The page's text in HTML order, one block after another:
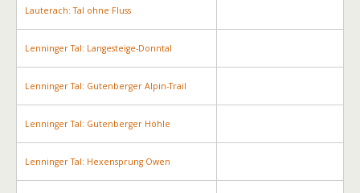
Lauterach: Tal ohne Fluss
Lenninger Tal: Langesteige-Donntal
Lenninger Tal: Gutenberger Alpin-Trail
Lenninger Tal: Gutenberger Höhle
Lenninger Tal: Hexensprung Owen